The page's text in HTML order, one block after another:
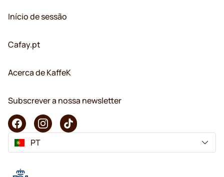
Início de sessão
Cafay.pt
Acerca de KaffeK
Subscrever a nossa newsletter
PT